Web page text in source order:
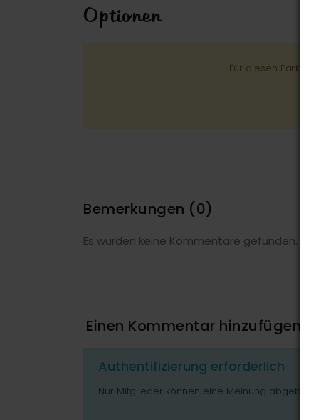
Optionen
Für diesen Park
Bemerkungen (0)
Es wurden keine Kommentare gefunden.
Einen Kommentar hinzufügen
Authentifizierung erforderlich
Nur Mitglieder können eine Meinung